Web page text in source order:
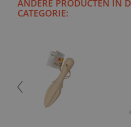
ANDERE PRODUCTEN IN
CATEGORIE: